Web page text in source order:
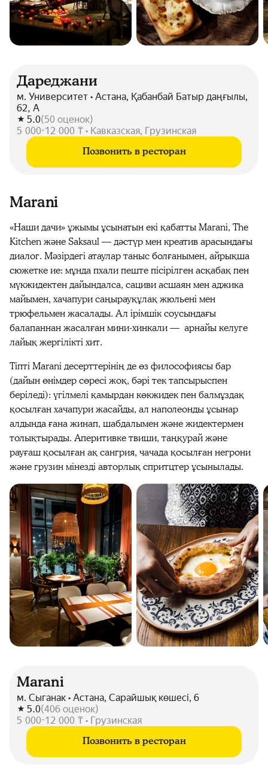
Дареджани
м. Университет • Астана, Қабанбай Батыр даңғылы,
62, А
5.0(50 оценок)
5 000-12 000 ₸ • Кавказская, Грузинская
Позвонить в ресторан
Marani
«Наши дачи» ұжымы ұсынатын екі қабатты Marani, The
Kitchen және Saksaul — дәстүр мен креатив арасындағы
диалог. Мәзірдегі атаулар таныс болғанымен, айрықша
сюжетке ие: мұнда пхали пеште пісірілген асқабақ пен
мүкжидектен дайындалса, сациви асшаян мен аджика
майымен, хачапури саңырауқұлақ жюльені мен
трюфельмен жасалады. Ал ірімшік соусындағы
балапаннан жасалған мини-хинкали — арнайы келуге
лайық жергілікті хит.
Тіпті Marani десерттерінің де өз философиясы бар
(дайын өнімдер сөресі жоқ, бәрі тек тапсырыспен
беріледі): үгілмелі қамырдан көкжидек пен балмұздақ
қосылған хачапури жасайды, ал наполеонды ұсынар
алдында ғана жинап, шабдалымен және жидектермен
толықтырады. Аперитивке твиши, таңқурай және
рауғаш қосылған ақ сангрия, чачада қосылған негрони
және грузин мінезді авторлық спритцтер ұсынылады.
Marani
м. Сыганак • Астана, Сарайшық көшесі, 6
5.0(406 оценок)
5 000-12 000 ₸ • Грузинская
Позвонить в ресторан